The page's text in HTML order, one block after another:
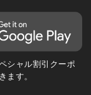
シャル割引クーポ
ます。